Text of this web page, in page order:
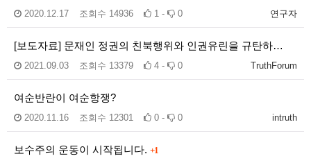
연구자
2020.12.17 조회수 14936 1 - 0
[보도자료] 문재인 정권의 친북행위와 인권유린을 규탄하…
TruthForum
2021.09.03 조회수 13379 4 - 0
여순반란이 여순항쟁?
intruth
2020.11.16 조회수 12301 0 - 0
보수주의 운동이 시작됩니다. +1